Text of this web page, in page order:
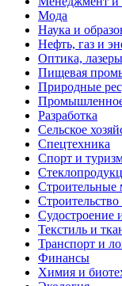
Мода
Наука и
Нефть, газ и
Оптика,
Пищевая
Природные
Разработка
Сельское
Спецтехника
Спорт и
Строительные
Судостроение
Текстиль и
Транспорт и
Финансы
Химия и